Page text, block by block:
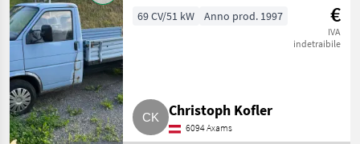
€
IVA
indetraibile
69 CV/51 kW Anno prod. 1997
Christoph Kofler
6094 Axams